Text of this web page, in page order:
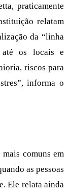
praticamente
relatam
da “linha
até os locais e
riscos para
informa o
comuns em
as pessoas
Ele relata ainda